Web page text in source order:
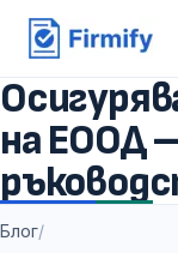
на ЕООД
Блог/